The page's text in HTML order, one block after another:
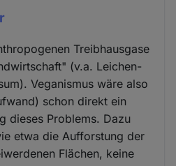
Treibhausgase
(v.a. Leichen-
Veganismus wäre also
schon direkt ein
dieses Problems. Dazu
etwa die Aufforstung der
Flächen, keine